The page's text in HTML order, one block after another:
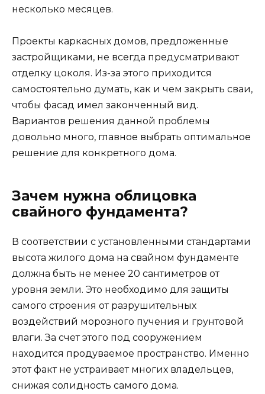
несколько месяцев.
Проекты каркасных домов, предложенные
застройщиками, не всегда предусматривают
отделку цоколя. Из-за этого приходится
самостоятельно думать, как и чем закрыть сваи,
чтобы фасад имел законченный вид.
Вариантов решения данной проблемы
довольно много, главное выбрать оптимальное
решение для конкретного дома.
Зачем нужна облицовка
свайного фундамента?
В соответствии с установленными стандартами
высота жилого дома на свайном фундаменте
должна быть не менее 20 сантиметров от
уровня земли. Это необходимо для защиты
самого строения от разрушительных
воздействий морозного пучения и грунтовой
влаги. За счет этого под сооружением
находится продуваемое пространство. Именно
этот факт не устраивает многих владельцев,
снижая солидность самого дома.